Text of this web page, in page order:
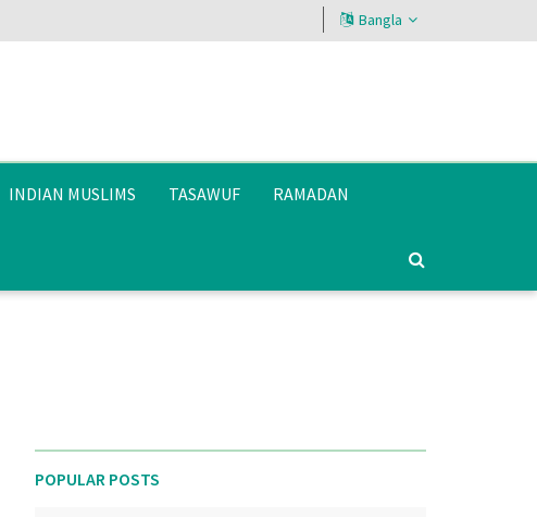
Bangla
INDIAN MUSLIMS TASAWUF RAMADAN
POPULAR POSTS